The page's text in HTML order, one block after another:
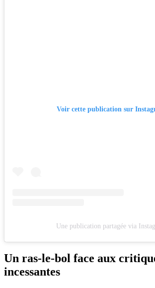
Voir cette publication sur
Une publication partagée via
Un ras-le-bol face aux
incessantes